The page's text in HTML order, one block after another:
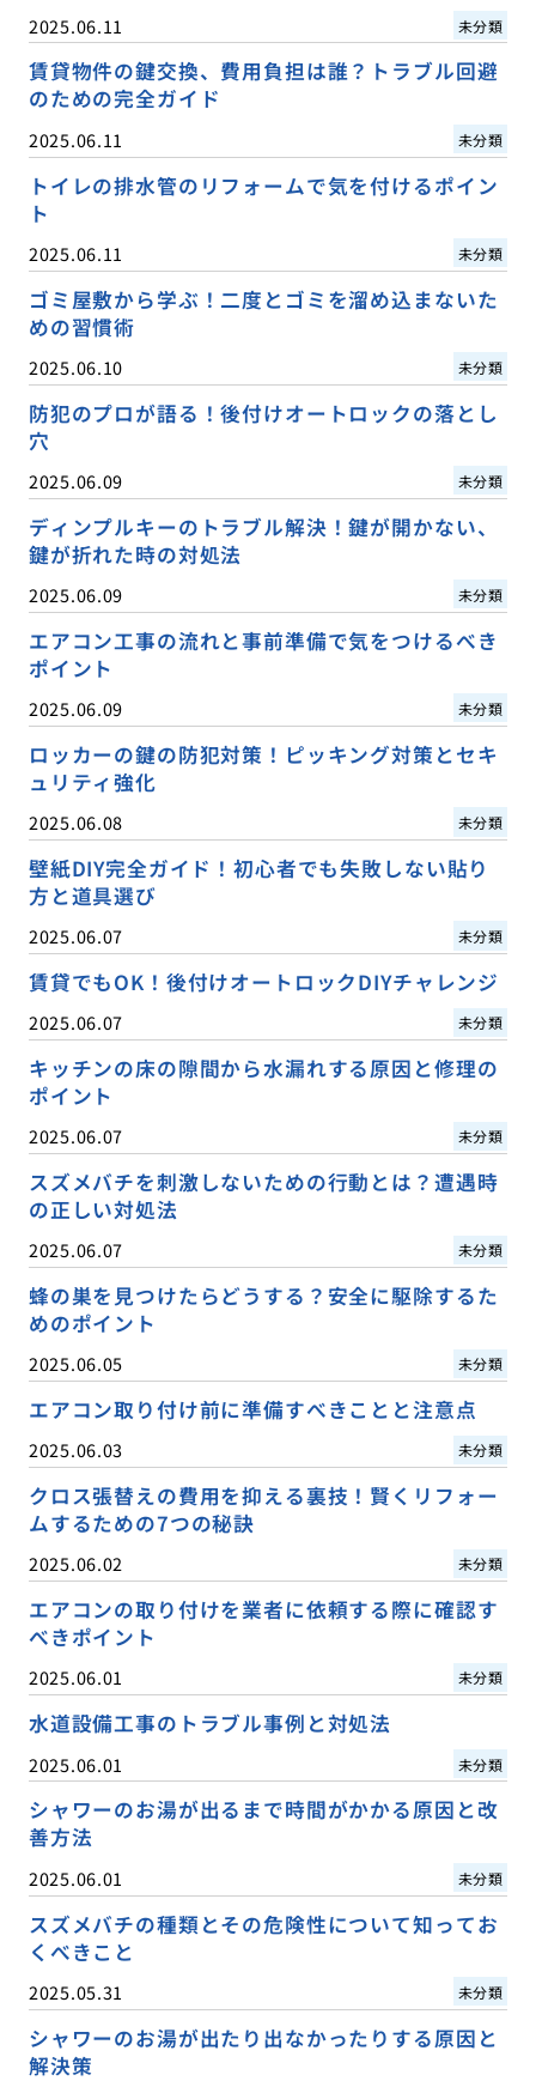
2025.06.11 未分類
賃貸物件の鍵交換、費用負担は誰？トラブル回避
のための完全ガイド
2025.06.11 未分類
トイレの排水管のリフォームで気を付けるポイン
ト
2025.06.11 未分類
ゴミ屋敷から学ぶ！二度とゴミを溜め込まないた
めの習慣術
2025.06.10 未分類
防犯のプロが語る！後付けオートロックの落とし
穴
2025.06.09 未分類
ディンプルキーのトラブル解決！鍵が開かない、
鍵が折れた時の対処法
2025.06.09 未分類
エアコン工事の流れと事前準備で気をつけるべき
ポイント
2025.06.09 未分類
ロッカーの鍵の防犯対策！ピッキング対策とセキ
ュリティ強化
2025.06.08 未分類
壁紙DIY完全ガイド！初心者でも失敗しない貼り
方と道具選び
2025.06.07 未分類
賃貸でもOK！後付けオートロックDIYチャレンジ
2025.06.07 未分類
キッチンの床の隙間から水漏れする原因と修理の
ポイント
2025.06.07 未分類
スズメバチを刺激しないための行動とは？遭遇時
の正しい対処法
2025.06.07 未分類
蜂の巣を見つけたらどうする？安全に駆除するた
めのポイント
2025.06.05 未分類
エアコン取り付け前に準備すべきことと注意点
2025.06.03 未分類
クロス張替えの費用を抑える裏技！賢くリフォー
ムするための7つの秘訣
2025.06.02 未分類
エアコンの取り付けを業者に依頼する際に確認す
べきポイント
2025.06.01 未分類
水道設備工事のトラブル事例と対処法
2025.06.01 未分類
シャワーのお湯が出るまで時間がかかる原因と改
善方法
2025.06.01 未分類
スズメバチの種類とその危険性について知ってお
くべきこと
2025.05.31 未分類
シャワーのお湯が出たり出なかったりする原因と
解決策